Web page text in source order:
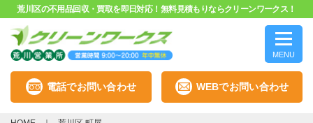
荒川区の不用品回収・買取を即日対応！無料見積もりならクリーンワークス！
MENU
電話でお問い合わせ WEBでお問い合わせ